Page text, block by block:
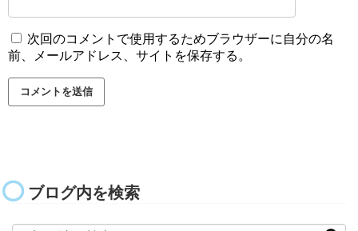
次回のコメントで使用するためブラウザーに自分の名
前、メールアドレス、サイトを保存する。
ブログ内を検索